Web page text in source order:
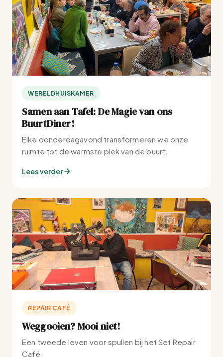
WERELDHUISKAMER
Samen aan Tafel: De Magie van ons
BuurtDiner!
Elke donderdagavond transformeren we onze
ruimte tot de warmste plek van de buurt.
Lees verder
REPAIR CAFÉ
Weggooien? Mooi niet!
Een tweede leven voor spullen bij het Set Repair
Café.